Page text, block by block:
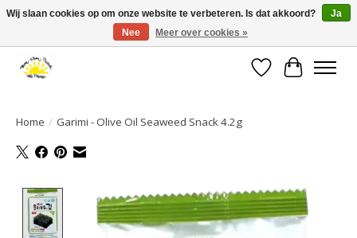
Large selection of products and fast shipping!
Verlanglijst
Home / Garimi - Olive Oil Seaweed Snack 4.2g
Product image slideshow Items
Wij slaan cookies op om onze website te verbeteren. Is dat akkoord?
Ja
Nee
Meer over cookies »